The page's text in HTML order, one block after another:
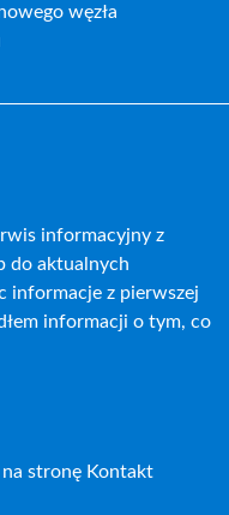
węzła
informacyjny z
do aktualnych
informacje z pierwszej
informacji o tym, co
stronę Kontakt